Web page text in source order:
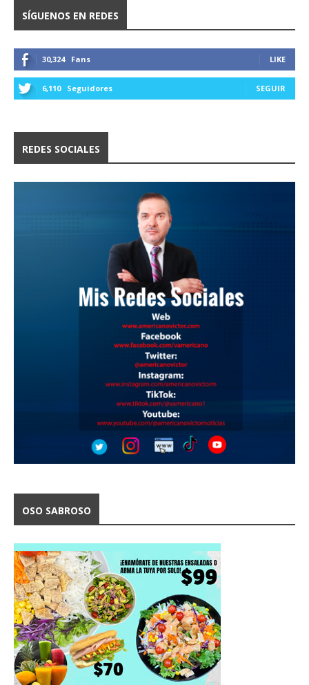
SÍGUENOS EN REDES
30,324 Fans LIKE
6,110 Seguidores SEGUIR
REDES SOCIALES
OSO SABROSO